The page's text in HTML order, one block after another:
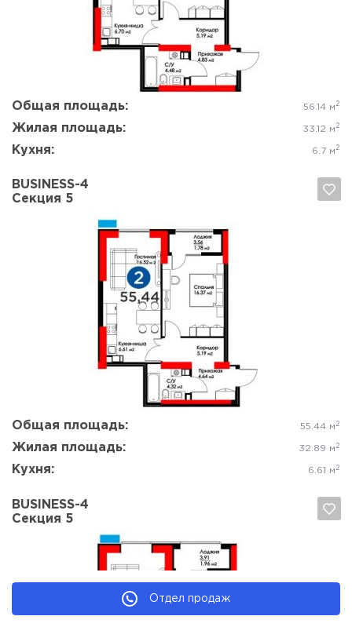
Общая площадь: 56.14 м 2
Жилая площадь: 33.12 м 2
Кухня: 6.7 м 2
Да, удалить
BUSINESS-4
Секция 5
Общая площадь: 55.44 м 2
Жилая площадь: 32.89 м 2
Кухня: 6.61 м 2
Да, удалить
BUSINESS-4
Секция 5
Отдел продаж